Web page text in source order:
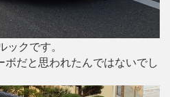
ックです。
だと思われたんではないでし